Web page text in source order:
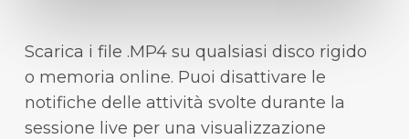
Scarica i file .MP4 su qualsiasi disco rigido
o memoria online. Puoi disattivare le
notifiche delle attività svolte durante la
sessione live per una visualizzazione